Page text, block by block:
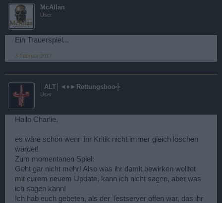
McAllan
User
Ein Trauerspiel...
3 Februar 2017
│ALT│◄♦►Rettungsboo╬
User
Hallo Charlie,
es wäre schön wenn ihr Kritik nicht immer gleich löschen
würdet!
Zum momentanen Spiel:
Geht gar nicht mehr! Also was ihr damit bewirken wolltet
mit eurem neuem Update, kann ich nicht sagen, aber was
ich sagen kann!
Ich hab euch gebeten, als der Testserver offen war, das ihr